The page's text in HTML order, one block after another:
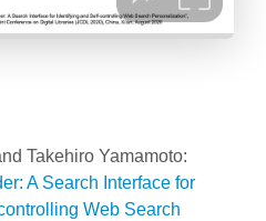
Takehiro Yamamoto:
A Search Interface for
Web Search